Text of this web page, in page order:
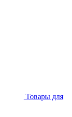
Товары для